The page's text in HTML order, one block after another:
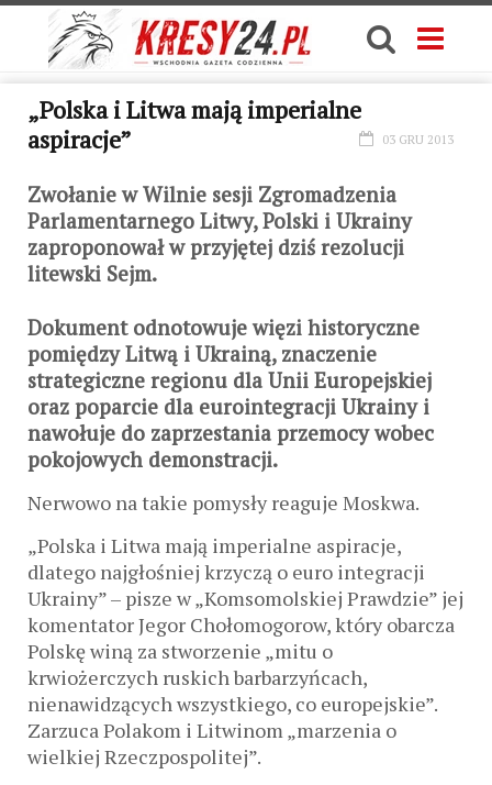
„Polska i Litwa mają imperialne
aspiracje”
03 GRU 2013
Zwołanie w Wilnie sesji Zgromadzenia
Parlamentarnego Litwy, Polski i Ukrainy
zaproponował w przyjętej dziś rezolucji
litewski Sejm.
Dokument odnotowuje więzi historyczne
pomiędzy Litwą i Ukrainą, znaczenie
strategiczne regionu dla Unii Europejskiej
oraz poparcie dla eurointegracji Ukrainy i
nawołuje do zaprzestania przemocy wobec
pokojowych demonstracji.
Nerwowo na takie pomysły reaguje Moskwa.
„Polska i Litwa mają imperialne aspiracje,
dlatego najgłośniej krzyczą o euro integracji
Ukrainy” – pisze w „Komsomolskiej Prawdzie” jej
komentator Jegor Chołomogorow, który obarcza
Polskę winą za stworzenie „mitu o
krwiożerczych ruskich barbarzyńcach,
nienawidzących wszystkiego, co europejskie”.
Zarzuca Polakom i Litwinom „marzenia o
wielkiej Rzeczpospolitej”.